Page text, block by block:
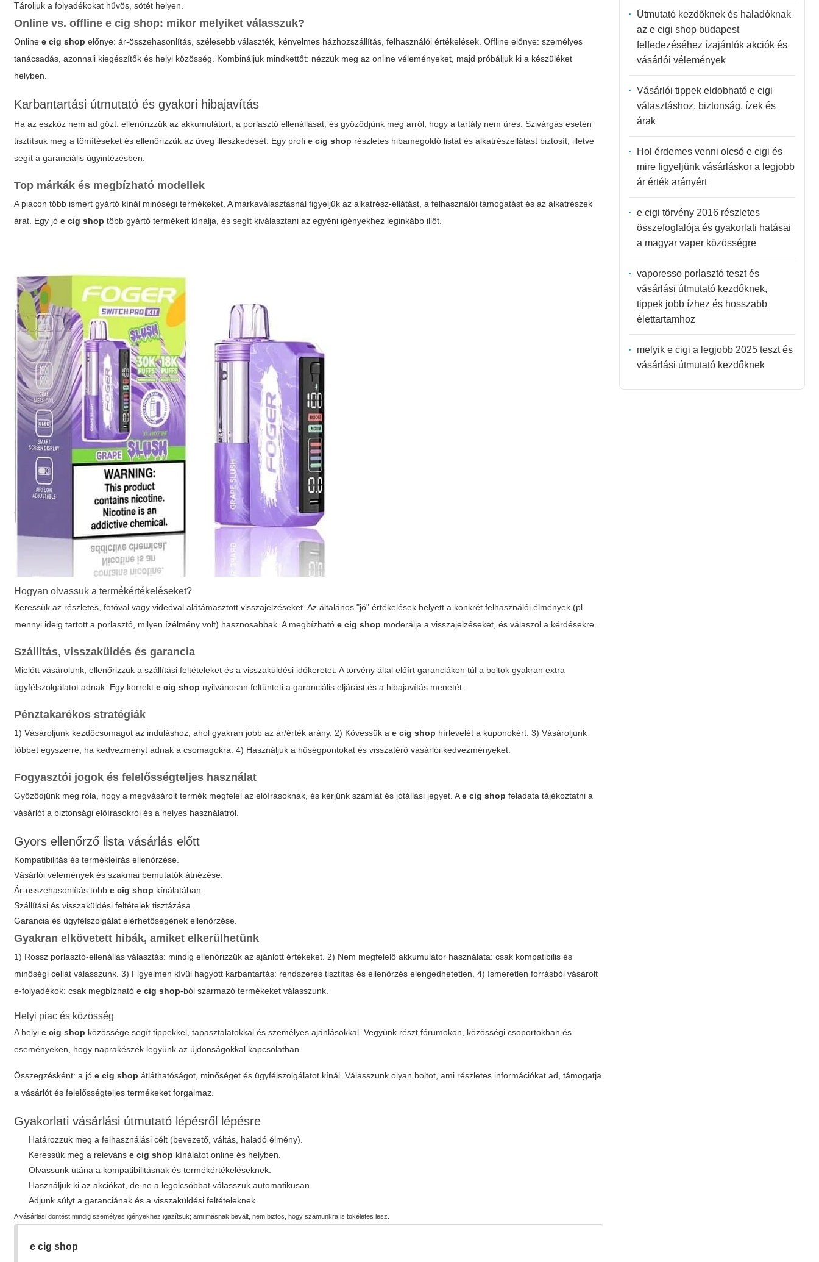
Tároljuk a folyadékokat hűvös, sötét helyen.
Online vs. offlinee cig shop: mikor melyiket válasszuk?
Onlinee cig shop előnye: ár-összehasonlítás, szélesebb választék, kényelmes házhozszállítás, felhasználói értékelések. Offline előnye: személyes
tanácsadás, azonnali kiegészítők és helyi közösség. Kombináljuk mindkettőt: nézzük meg az online véleményeket, majd próbáljuk ki a készüléket
helyben.
Karbantartási útmutató és gyakori hibajavítás
Ha az eszköz nem ad gőzt: ellenőrizzük az akkumulátort, a porlasztó ellenállását, és győződjünk meg arról, hogy a tartály nem üres. Szivárgás esetén
tisztítsuk meg a tömítéseket és ellenőrizzük az üveg illeszkedését. Egy profie cig shop részletes hibamegoldó listát és alkatrészellátást biztosít, illetve
segít a garanciális ügyintézésben.
Top márkák és megbízható modellek
A piacon több ismert gyártó kínál minőségi termékeket. A márkaválasztásnál figyeljük az alkatrész-ellátást, a felhasználói támogatást és az alkatrészek
árát. Egy jóe cig shop több gyártó termékeit kínálja, és segít kiválasztani az egyéni igényekhez leginkább illőt.
Hogyan olvassuk a termékértékeléseket?
Keressük az részletes, fotóval vagy videóval alátámasztott visszajelzéseket. Az általános "jó" értékelések helyett a konkrét felhasználói élmények (pl.
mennyi ideig tartott a porlasztó, milyen ízélmény volt) hasznosabbak. A megbízhatóe cig shop moderálja a visszajelzéseket, és válaszol a kérdésekre.
Szállítás, visszaküldés és garancia
Mielőtt vásárolunk, ellenőrizzük a szállítási feltételeket és a visszaküldési időkeretet. A törvény által előírt garanciákon túl a boltok gyakran extra
ügyfélszolgálatot adnak. Egy korrekte cig shop nyilvánosan feltünteti a garanciális eljárást és a hibajavítás menetét.
Pénztakarékos stratégiák
1) Vásároljunk kezdőcsomagot az induláshoz, ahol gyakran jobb az ár/érték arány. 2) Kövessük ae cig shop hírlevelét a kuponokért. 3) Vásároljunk
többet egyszerre, ha kedvezményt adnak a csomagokra. 4) Használjuk a hűségpontokat és visszatérő vásárlói kedvezményeket.
Fogyasztói jogok és felelősségteljes használat
Győződjünk meg róla, hogy a megvásárolt termék megfelel az előírásoknak, és kérjünk számlát és jótállási jegyet. Ae cig shop feladata tájékoztatni a
vásárlót a biztonsági előírásokról és a helyes használatról.
Gyors ellenőrző lista vásárlás előtt
Kompatibilitás és termékleírás ellenőrzése.
Vásárlói vélemények és szakmai bemutatók átnézése.
Ár-összehasonlítás többe cig shop kínálatában.
Szállítási és visszaküldési feltételek tisztázása.
Garancia és ügyfélszolgálat elérhetőségének ellenőrzése.
Gyakran elkövetett hibák, amiket elkerülhetünk
1) Rossz porlasztó-ellenállás választás: mindig ellenőrizzük az ajánlott értékeket. 2) Nem megfelelő akkumulátor használata: csak kompatibilis és
minőségi cellát válasszunk. 3) Figyelmen kívül hagyott karbantartás: rendszeres tisztítás és ellenőrzés elengedhetetlen. 4) Ismeretlen forrásból vásárolt
e-folyadékok: csak megbízhatóe cig shop-ból származó termékeket válasszunk.
Helyi piac és közösség
A helyie cig shop közössége segít tippekkel, tapasztalatokkal és személyes ajánlásokkal. Vegyünk részt fórumokon, közösségi csoportokban és
eseményeken, hogy naprakészek legyünk az újdonságokkal kapcsolatban.
Összegzésként: a jóe cig shop átláthatóságot, minőséget és ügyfélszolgálatot kínál. Válasszunk olyan boltot, ami részletes információkat ad, támogatja
a vásárlót és felelősségteljes termékeket forgalmaz.
Gyakorlati vásárlási útmutató lépésről lépésre
Határozzuk meg a felhasználási célt (bevezető, váltás, haladó élmény).
Keressük meg a relevánse cig shop kínálatot online és helyben.
Olvassunk utána a kompatibilitásnak és termékértékeléseknek.
Használjuk ki az akciókat, de ne a legolcsóbbat válasszuk automatikusan.
Adjunk súlyt a garanciának és a visszaküldési feltételeknek.
A vásárlási döntést mindig személyes igényekhez igazítsuk; ami másnak bevált, nem biztos, hogy számunkra is tökéletes lesz.
e cig shop
Útmutató kezdőknek és haladóknak
az e cigi shop budapest
felfedezéséhez ízajánlók akciók és
vásárlói vélemények
Vásárlói tippek eldobható e cigi
választáshoz, biztonság, ízek és
árak
Hol érdemes venni olcsó e cigi és
mire figyeljünk vásárláskor a legjobb
ár érték arányért
e cigi törvény 2016 részletes
összefoglalója és gyakorlati hatásai
a magyar vaper közösségre
vaporesso porlasztó teszt és
vásárlási útmutató kezdőknek,
tippek jobb ízhez és hosszabb
élettartamhoz
melyik e cigi a legjobb 2025 teszt és
vásárlási útmutató kezdőknek